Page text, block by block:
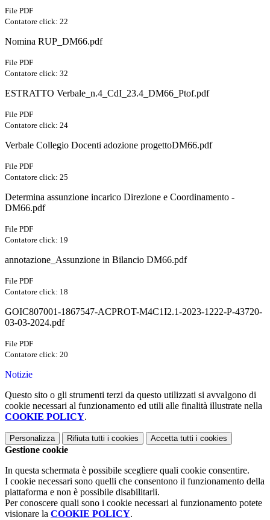
File PDF
Contatore click: 22
Nomina RUP_DM66.pdf
File PDF
Contatore click: 32
ESTRATTO Verbale_n.4_CdI_23.4_DM66_Ptof.pdf
File PDF
Contatore click: 24
Verbale Collegio Docenti adozione progettoDM66.pdf
File PDF
Contatore click: 25
Determina assunzione incarico Direzione e Coordinamento -
DM66.pdf
File PDF
Contatore click: 19
annotazione_Assunzione in Bilancio DM66.pdf
File PDF
Contatore click: 18
GOIC807001-1867547-ACPROT-M4C1I2.1-2023-1222-P-43720-
03-03-2024.pdf
File PDF
Contatore click: 20
Notizie
Questo sito o gli strumenti terzi da questo utilizzati si avvalgono di
cookie necessari al funzionamento ed utili alle finalità illustrate nella
COOKIE POLICY.
Personalizza Rifiuta tutti i cookies Accetta tutti i cookies
Gestione cookie
In questa schermata è possibile scegliere quali cookie consentire.
I cookie necessari sono quelli che consentono il funzionamento della
piattaforma e non è possibile disabilitarli.
Per conoscere quali sono i cookie necessari al funzionamento potete
visionare la COOKIE POLICY.